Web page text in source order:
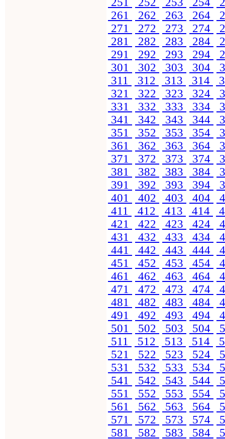
261
262 263 264
271
272 273 274
281
282 283 284
291
292 293 294
301
302 303 304
311
312 313 314
321
322 323 324
331
332 333 334
341
342 343 344
351
352 353 354
361
362 363 364
371
372 373 374
381
382 383 384
391
392 393 394
401
402 403 404
411
412 413 414
421
422 423 424
431
432 433 434
441
442 443 444
451
452 453 454
461
462 463 464
471
472 473 474
481
482 483 484
491
492 493 494
501
502 503 504
511
512 513 514
521
522 523 524
531
532 533 534
541
542 543 544
551
552 553 554
561
562 563 564
571
572 573 574
581
582 583 584